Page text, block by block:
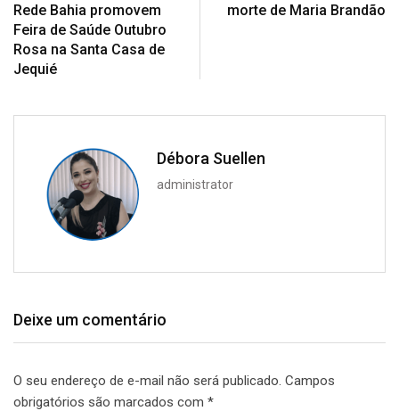
Rede Bahia promovem
Feira de Saúde Outubro
Rosa na Santa Casa de
Jequié
morte de Maria Brandão
Débora Suellen
administrator
Deixe um comentário
O seu endereço de e-mail não será publicado. Campos
obrigatórios são marcados com *